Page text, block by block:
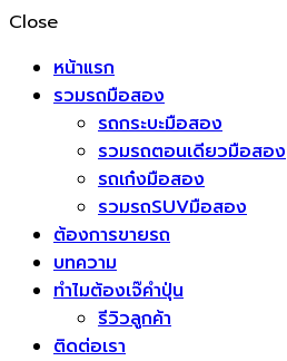
Close
หน้าแรก
รวมรถมือสอง
รถกระบะมือสอง
รวมรถตอนเดียวมือสอง
รถเก๋งมือสอง
รวมรถSUVมือสอง
ต้องการขายรถ
บทความ
ทำไมต้องเจ๊คำปุ่น
รีวิวลูกค้า
ติดต่อเรา